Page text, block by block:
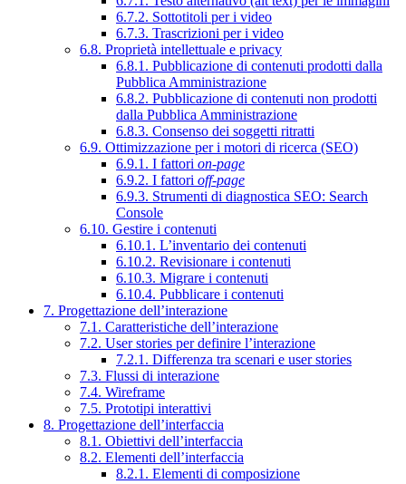
6.7.2. Sottotitoli per i video
6.7.3. Trascrizioni per i video
6.8. Proprietà intellettuale e privacy
6.8.1. Pubblicazione di contenuti prodotti dalla
Pubblica Amministrazione
6.8.2. Pubblicazione di contenuti non prodotti
dalla Pubblica Amministrazione
6.8.3. Consenso dei soggetti ritratti
6.9. Ottimizzazione per i motori di ricerca (SEO)
6.9.1. I fattori on-page
6.9.2. I fattori off-page
6.9.3. Strumenti di diagnostica SEO: Search
Console
6.10. Gestire i contenuti
6.10.1. L’inventario dei contenuti
6.10.2. Revisionare i contenuti
6.10.3. Migrare i contenuti
6.10.4. Pubblicare i contenuti
7. Progettazione dell’interazione
7.1. Caratteristiche dell’interazione
7.2. User stories per definire l’interazione
7.2.1. Differenza tra scenari e user stories
7.3. Flussi di interazione
7.4. Wireframe
7.5. Prototipi interattivi
8. Progettazione dell’interfaccia
8.1. Obiettivi dell’interfaccia
8.2. Elementi dell’interfaccia
8.2.1. Elementi di composizione